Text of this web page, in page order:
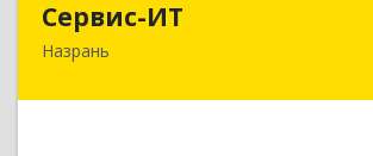
Сервис-ИТ
Назрань